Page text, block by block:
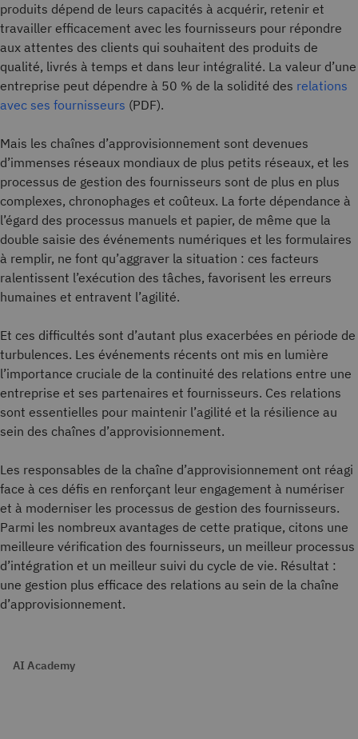
produits dépend de leurs capacités à acquérir, retenir et
travailler efficacement avec les fournisseurs pour répondre
aux attentes des clients qui souhaitent des produits de
qualité, livrés à temps et dans leur intégralité. La valeur d’une
entreprise peut dépendre à 50 % de la solidité des relations
avec ses fournisseurs (PDF).
Mais les chaînes d’approvisionnement sont devenues
d’immenses réseaux mondiaux de plus petits réseaux, et les
processus de gestion des fournisseurs sont de plus en plus
complexes, chronophages et coûteux. La forte dépendance à
l’égard des processus manuels et papier, de même que la
double saisie des événements numériques et les formulaires
à remplir, ne font qu’aggraver la situation : ces facteurs
ralentissent l’exécution des tâches, favorisent les erreurs
humaines et entravent l’agilité.
Et ces difficultés sont d’autant plus exacerbées en période de
turbulences. Les événements récents ont mis en lumière
l’importance cruciale de la continuité des relations entre une
entreprise et ses partenaires et fournisseurs. Ces relations
sont essentielles pour maintenir l’agilité et la résilience au
sein des chaînes d’approvisionnement.
Les responsables de la chaîne d’approvisionnement ont réagi
face à ces défis en renforçant leur engagement à numériser
et à moderniser les processus de gestion des fournisseurs.
Parmi les nombreux avantages de cette pratique, citons une
meilleure vérification des fournisseurs, un meilleur processus
d’intégration et un meilleur suivi du cycle de vie. Résultat :
une gestion plus efficace des relations au sein de la chaîne
d’approvisionnement.
AI Academy